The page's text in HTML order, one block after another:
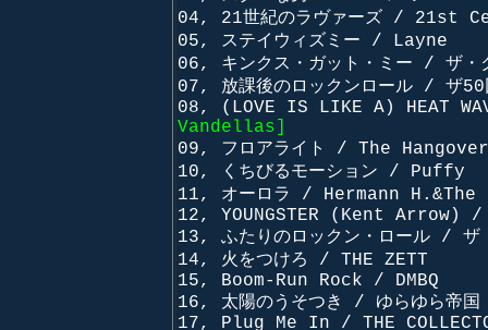
04, 21世紀のラヴァーズ / 21st
05, ステイウィズミー / Layne
06, キンクス・ガット・ミー / ザ・
07, 放課後のロックンロール / ザ50
08, (LOVE IS LIKE A) HEAT
Vandellas]
09, フロアライト / The
10, くちびるモーション / Puffy
11, オーロラ / Hermann H.&The
12, YOUNGSTER (Kent
13, ふたりのロックン・ロール / ザ
14, 火をつけろ / THE ZETT
15, Boom-Run Rock / DMBQ
16, 太陽のうそつき / ゆらゆら帝国
17, Plug Me In / THE